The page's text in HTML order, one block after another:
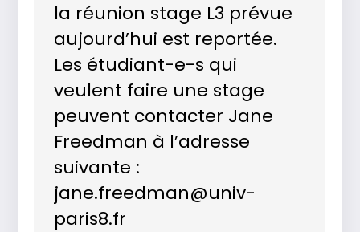
la réunion stage L3 prévue
aujourd’hui est reportée.
Les étudiant-e-s qui
veulent faire une stage
peuvent contacter Jane
Freedman à l’adresse
suivante :
jane.freedman@univ-
paris8.fr